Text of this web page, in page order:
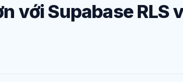
với Supabase RLS